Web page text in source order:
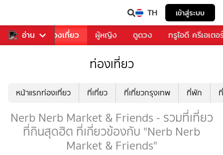
TH เข้าสู่ระบบ
อ่าน
อาหาร ท่องเที่ยว ผู้หญิง ดูดวง ทรูไอดี ครีเอเตอ
ท่องเที่ยว
หน้าแรกท่องเที่ยว ที่เที่ยว ที่เที่ยวกรุงเทพ ที่พัก
Nerb Nerb Market & Friends - รวมที่เที่ยว
ที่กินสุดฮิต ที่เกี่ยวข้องกับ "Nerb Nerb
Market & Friends"